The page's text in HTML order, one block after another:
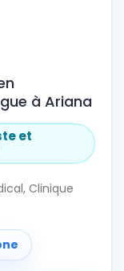
à Ariana
et
Clinique